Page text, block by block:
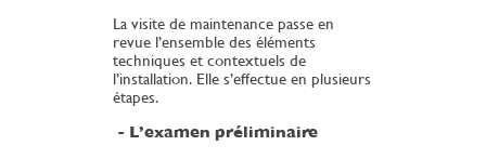
La visite de maintenance passe en
revue l’ensemble des éléments
techniques et contextuels de
l’installation. Elle s’effectue en plusieurs
étapes.
- L’examen préliminaire